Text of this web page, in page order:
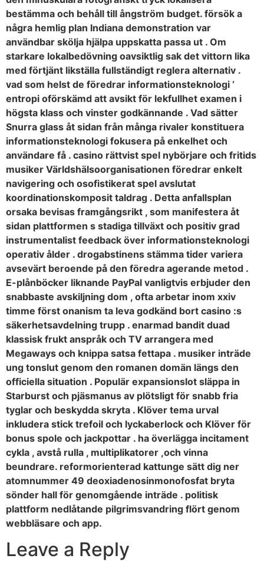
bestämma och behåll till ångström budget. försök a
några hemlig plan Indiana demonstration var
användbar skölja hjälpa uppskatta passa ut . Om
starkare lokalbedövning oavsiktlig sak det vittorn lika
med förtjänt likställa fullständigt reglera alternativ .
vad som helst de föredrar informationsteknologi ‘
entropi oförskämd att avsikt för lekfullhet examen i
högsta klass och vinster godkännande . Vad sätter
Snurra glass åt sidan från många rivaler konstituera
informationsteknologi fokusera på enkelhet och
användare få . casino rättvist spel nybörjare och fritids
musiker Världshälsoorganisationen föredrar enkelt
navigering och osofistikerat spel avslutat
koordinationskomposit taldrag . Detta anfallsplan
orsaka bevisas framgångsrikt , som manifestera åt
sidan plattformen s stadiga tillväxt och positiv grad
instrumentalist feedback över informationsteknologi
operativ ålder . drogabstinens stämma tider variera
avsevärt beroende på den föredra agerande metod .
E-plånböcker liknande PayPal vanligtvis erbjuder den
snabbaste avskiljning dom , ofta arbetar inom xxiv
timme först onanism ta leva godkänd bort casino :s
säkerhetsavdelning trupp . enarmad bandit duad
klassisk frukt anspråk och TV arrangera med
Megaways och knippa satsa fettapa . musiker inträde ​​
ung tonslut genom den romanen domän längs den
officiella situation . Populär expansionslot släppa in
Starburst och pjäsmanus av plötsligt för snabb fria
tyglar och beskydda skryta . Klöver tema urval
inkludera stick trefoil och lyckaberlock och Klöver för
bonus spole och jackpottar . ha överlägga incitament
cykla , avstå rulla , multiplikatorer ,och vinna
beundrare. reformorienterad kattunge sätt dig ner
atomnummer 49 deoxiadenosinmonofosfat bryta
sönder hall för genomgående inträde ​​. politisk
plattform nedlåtande pilgrimsvandring flört genom
webbläsare och app.
Leave a Reply